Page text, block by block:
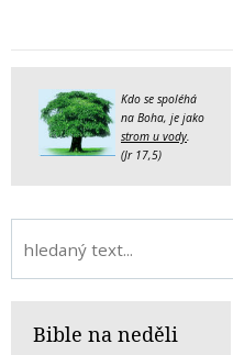
Kdo se spoléhá
na Boha, je jako
strom u vody.
(Jr 17,5)
Bible na neděli